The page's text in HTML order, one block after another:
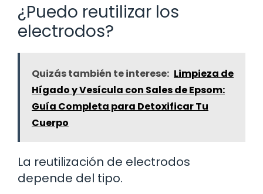
¿Puedo reutilizar los
electrodos?
Quizás también te interese: Limpieza de
Hígado y Vesícula con Sales de Epsom:
Guía Completa para Detoxificar Tu
Cuerpo
La reutilización de electrodos
depende del tipo.